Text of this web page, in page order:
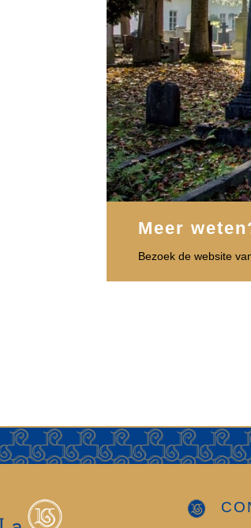
Meer
Bezoek de website